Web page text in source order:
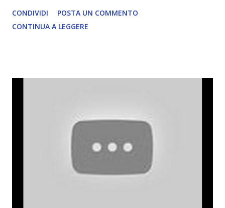
CONDIVIDI
POSTA UN COMMENTO
CONTINUA A LEGGERE